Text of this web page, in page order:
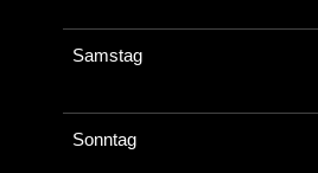
Samstag
Sonntag